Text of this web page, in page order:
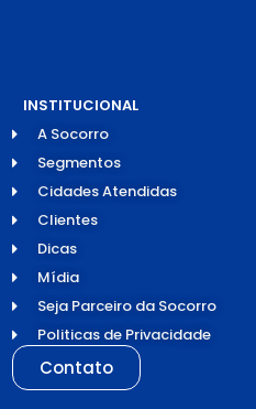
INSTITUCIONAL
A Socorro
Segmentos
Cidades Atendidas
Clientes
Dicas
Mídia
Seja Parceiro da Socorro
Politicas de Privacidade
Contato